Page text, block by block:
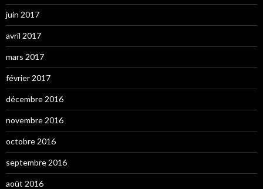
juin 2017
avril 2017
mars 2017
février 2017
décembre 2016
novembre 2016
octobre 2016
septembre 2016
août 2016